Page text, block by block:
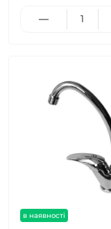
в наявності